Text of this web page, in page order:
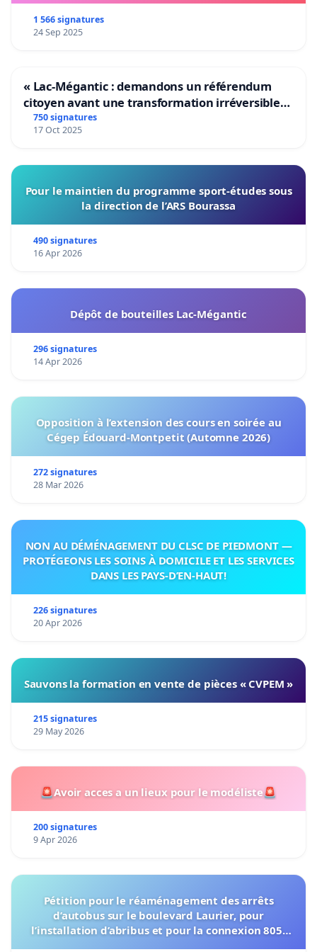
1 566 signatures
24 Sep 2025
« Lac-Mégantic : demandons un référendum
citoyen avant une transformation irréversible
de notre territoire »
750 signatures
17 Oct 2025
Pour le maintien du programme sport-études sous
la direction de l’ARS Bourassa
490 signatures
16 Apr 2026
Dépôt de bouteilles Lac-Mégantic
296 signatures
14 Apr 2026
Opposition à l’extension des cours en soirée au
Cégep Édouard-Montpetit (Automne 2026)
272 signatures
28 Mar 2026
NON AU DÉMÉNAGEMENT DU CLSC DE PIEDMONT —
PROTÉGEONS LES SOINS À DOMICILE ET LES SERVICES
DANS LES PAYS-D’EN-HAUT!
226 signatures
20 Apr 2026
Sauvons la formation en vente de pièces « CVPEM »
215 signatures
29 May 2026
🚨Avoir acces a un lieux pour le modéliste🚨
200 signatures
9 Apr 2026
Pétition pour le réaménagement des arrêts
d’autobus sur le boulevard Laurier, pour
l’installation d’abribus et pour la connexion 805-